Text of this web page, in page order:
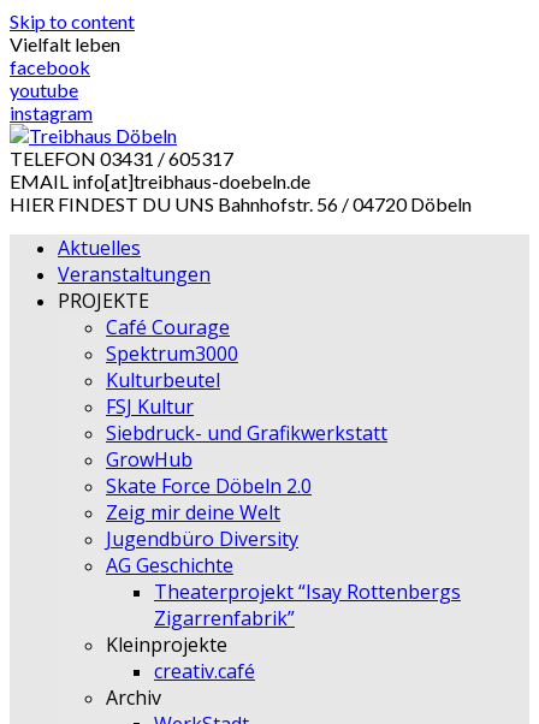
Skip to content
Vielfalt leben
facebook
youtube
instagram
TELEFON 03431 / 605317
EMAIL info[at]treibhaus-doebeln.de
HIER FINDEST DU UNS Bahnhofstr. 56 / 04720 Döbeln
Aktuelles
Veranstaltungen
PROJEKTE
Café Courage
Spektrum3000
Kulturbeutel
FSJ Kultur
Siebdruck- und Grafikwerkstatt
GrowHub
Skate Force Döbeln 2.0
Zeig mir deine Welt
Jugendbüro Diversity
AG Geschichte
Theaterprojekt “Isay Rottenbergs
Zigarrenfabrik”
Kleinprojekte
creativ.café
Archiv